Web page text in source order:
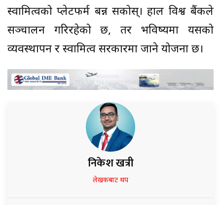
स्वामित्वको प्लेटफर्म बन्न सकोस्। हाल विश्व बैंकले
सञ्चालन गरिरहेको छ, तर भविष्यमा यसको
व्यवस्थापन र स्वामित्व सरकारमा जाने योजना छ।
निकेश खत्री
लेखकबाट थप